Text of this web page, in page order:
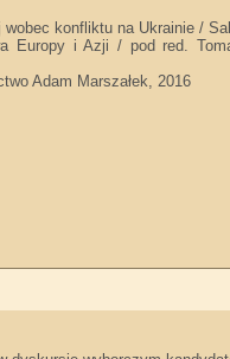
wobec konfliktu na Ukrainie /
Europy i Azji / pod red.
Adam Marszałek, 2016